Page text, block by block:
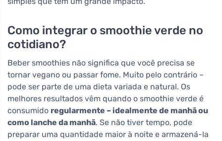
Como integrar o smoothie verde no
cotidiano?
Beber smoothies não significa que você precisa se
tornar vegano ou passar fome. Muito pelo contrário –
pode ser parte de uma dieta variada e natural. Os
melhores resultados vêm quando o smoothie verde é
consumido regularmente – idealmente de manhã ou
como lanche da manhã. Se não tiver tempo, pode
preparar uma quantidade maior à noite e armazená-la